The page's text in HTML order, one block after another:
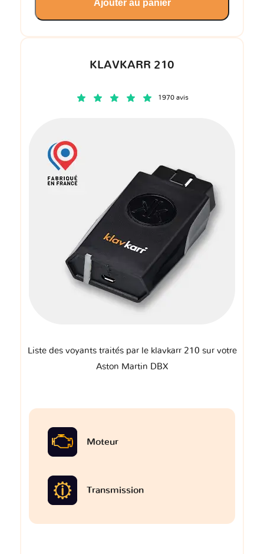
KLAVKARR 210
1970 avis
Liste des voyants traités par le klavkarr 210 sur votre
Aston Martin DBX
Moteur
Transmission
Ajouter au panier